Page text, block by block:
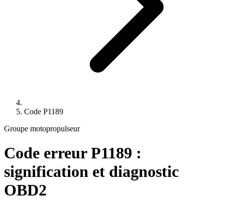
Code P1189
Groupe motopropulseur
Code erreurP1189 :
signification et diagnostic
OBD2